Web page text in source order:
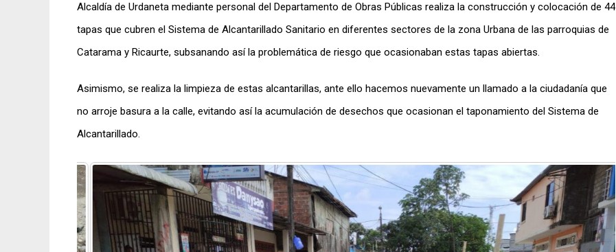
Alcaldía de Urdaneta mediante personal del Departamento de Obras Públicas realiza la construcción y colocación de 44
tapas que cubren el Sistema de Alcantarillado Sanitario en diferentes sectores de la zona Urbana de las parroquias de
Catarama y Ricaurte, subsanando así la problemática de riesgo que ocasionaban estas tapas abiertas.
Asimismo, se realiza la limpieza de estas alcantarillas, ante ello hacemos nuevamente un llamado a la ciudadanía que
no arroje basura a la calle, evitando así la acumulación de desechos que ocasionan el taponamiento del Sistema de
Alcantarillado.